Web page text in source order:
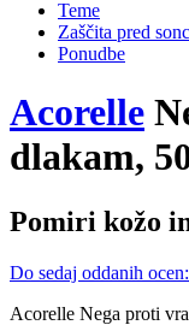
Teme
Zaščita pred
Ponudbe
Acorelle
dlakam,
Pomiri kožo
Do sedaj oddanih
Acorelle Nega proti